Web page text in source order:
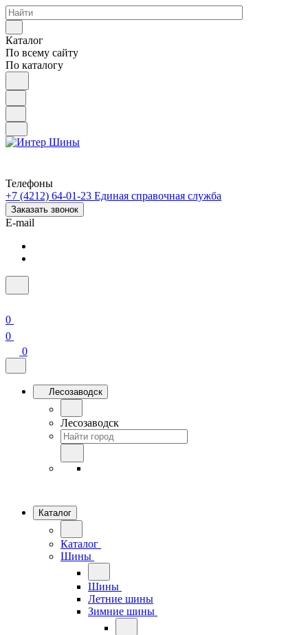
Каталог
По всему сайту
По каталогу
Телефоны
+7 (4212) 64-01-23 Единая справочная служба
Заказать звонок
E-mail
0
0
0
Лесозаводск
Лесозаводск
Каталог
Каталог
Шины
Шины
Летние шины
Зимние шины